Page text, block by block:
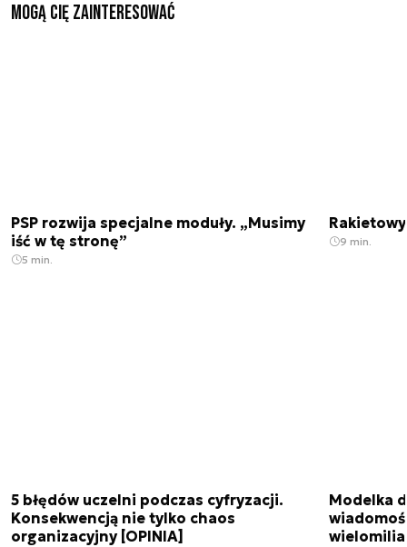
Mogą Cię zainteresować
PSP rozwija specjalne moduły. „Musimy
iść w tę stronę”
5 min.
9 min.
5 błędów uczelni podczas cyfryzacji.
Konsekwencją nie tylko chaos
organizacyjny [OPINIA]
Modelka